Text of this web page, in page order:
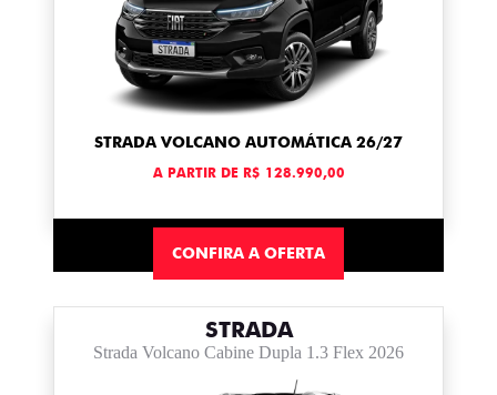
STRADA VOLCANO AUTOMÁTICA 26/27
A PARTIR DE R$ 128.990,00
CONFIRA A OFERTA
STRADA
Strada Volcano Cabine Dupla 1.3 Flex 2026